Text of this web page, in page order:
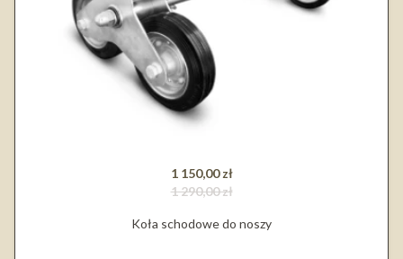
1 150,00 zł
1 290,00 zł
Koła schodowe do noszy